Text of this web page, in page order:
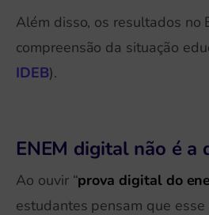
Além disso, os resultados no
compreensão da situação
IDEB).
ENEM digital não é a
Ao ouvir “prova digital do
estudantes pensam que